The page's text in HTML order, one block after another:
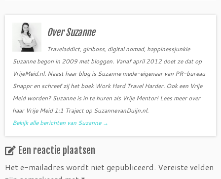
o
o
k
e
Over Suzanne
Traveladdict, girlboss, digital nomad, happinessjunkie
Suzanne begon in 2009 met bloggen. Vanaf april 2012 doet ze dat op
VrijeMeid.nl. Naast haar blog is Suzanne mede-eigenaar van PR-bureau
Snappr en schreef zij het boek Work Hard Travel Harder. Ook een Vrije
Meid worden? Suzanne is in te huren als Vrije Mentor! Lees meer over
haar Vrije Meid 1:1 Traject op SuzannevanDuijn.nl.
Bekijk alle berichten van Suzanne →
Een reactie plaatsen
Het e-mailadres wordt niet gepubliceerd. Vereiste velden